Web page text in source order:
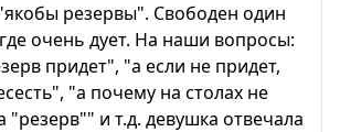
резервы". Свободен один
очень дует. На наши вопросы:
придет", "а если не придет,
"а почему на столах не
"резерв"" и т.д. девушка отвечала